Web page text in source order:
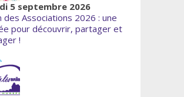
5 septembre 2026
des Associations 2026 : une
pour découvrir, partager et
!